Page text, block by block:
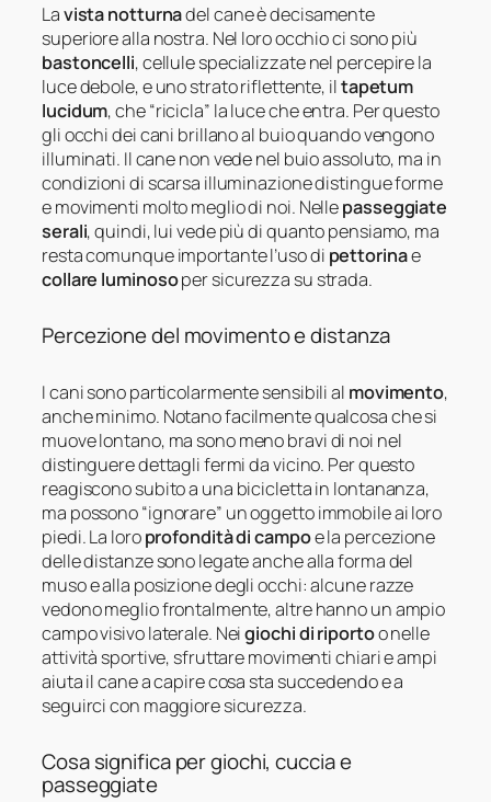
Lavista notturnadel cane è decisamente
superiore alla nostra. Nel loro occhio ci sono più
bastoncelli, cellule specializzate nel percepire la
luce debole, e uno strato riflettente, iltapetum
lucidum, che “ricicla” la luce che entra. Per questo
gli occhi dei cani brillano al buio quando vengono
illuminati. Il cane non vede nel buio assoluto, ma in
condizioni di scarsa illuminazione distingue forme
e movimenti molto meglio di noi. Nellepasseggiate
serali, quindi, lui vede più di quanto pensiamo, ma
resta comunque importante l’uso di pettorinae
collare luminosoper sicurezza su strada.
Percezione del movimento e distanza
I cani sono particolarmente sensibili al movimento,
anche minimo. Notano facilmente qualcosa che si
muove lontano, ma sono meno bravi di noi nel
distinguere dettagli fermi da vicino. Per questo
reagiscono subito a una bicicletta in lontananza,
ma possono “ignorare” un oggetto immobile ai loro
piedi. La loroprofondità di campoe la percezione
delle distanze sono legate anche alla forma del
muso e alla posizione degli occhi: alcune razze
vedono meglio frontalmente, altre hanno un ampio
campo visivo laterale. Neigiochi di riportoo nelle
attività sportive, sfruttare movimenti chiari e ampi
aiuta il cane a capire cosa sta succedendo e a
seguirci con maggiore sicurezza.
Cosa significa per giochi, cuccia e
passeggiate